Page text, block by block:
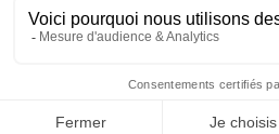
Vous aimerez